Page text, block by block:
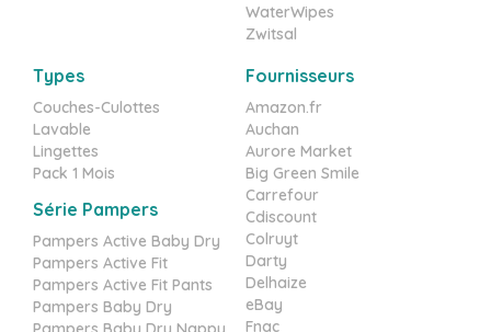
WaterWipes
Zwitsal
Types
Couches-Culottes
Lavable
Lingettes
Pack 1 Mois
Série Pampers
Pampers Active Baby Dry
Pampers Active Fit
Pampers Active Fit Pants
Pampers Baby Dry
Fournisseurs
Amazon.fr
Auchan
Aurore Market
Big Green Smile
Carrefour
Cdiscount
Colruyt
Darty
Delhaize
eBay
Fnac